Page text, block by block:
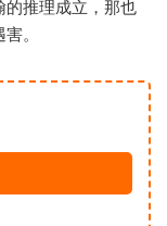
的推理成立，那也
。